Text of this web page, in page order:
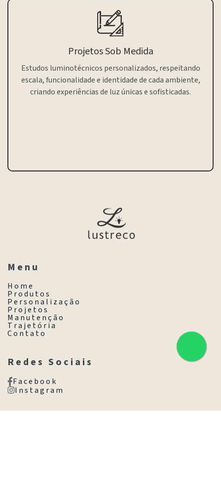
Projetos Sob Medida
Estudos luminotécnicos personalizados, respeitando
escala, funcionalidade e identidade de cada ambiente,
criando experiências de luz únicas e sofisticadas.
M e n u
H o m e
P r o d u t o s
P e r s o n a l i z a ç ã o
P r o j e t o s
M a n u t e n ç ã o
T r a j e t ó r i a
C o n t a t o
R e d e s S o c i a i s
F a c e b o o k
I n s t a g r a m